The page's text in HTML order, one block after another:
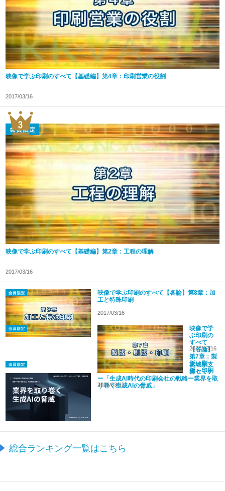
映像で学ぶ印刷のすべて【基礎編】第4章：印刷営業の役割
2017/03/16
映像で学ぶ印刷のすべて【基礎編】第2章：工程の理解
2017/03/16
映像で学ぶ印刷のすべて【各論】第8章：加
工と特殊印刷
2017/03/16
映像で学
ぶ印刷の
すべて
【各論】
第7章：製
版・刷
版・印刷
2017/03/16
宮城県支
部セミナ
ー「生成AI時代の印刷会社の戦略ー業界を取
り巻く生成AIの脅威」
2026/03/13
総合ランキング一覧はこちら